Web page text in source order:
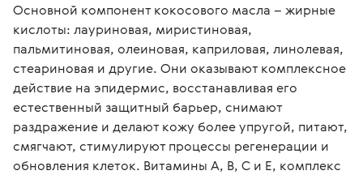
Основной компонент кокосового масла – жирные
кислоты: лауриновая, миристиновая,
пальмитиновая, олеиновая, каприловая, линолевая,
стеариновая и другие. Они оказывают комплексное
действие на эпидермис, восстанавливая его
естественный защитный барьер, снимают
раздражение и делают кожу более упругой, питают,
смягчают, стимулируют процессы регенерации и
обновления клеток. Витамины А, В, С и Е, комплекс